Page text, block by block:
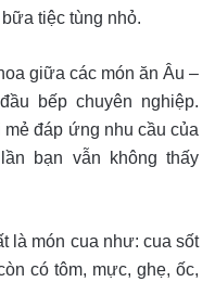
tiệc tùng nhỏ.
giữa các món ăn Âu –
bếp chuyên nghiệp.
đáp ứng nhu cầu của
bạn vẫn không thấy
là món cua như: cua sốt
có tôm, mực, ghẹ, ốc,